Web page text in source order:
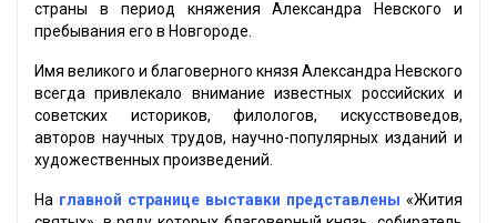
страны в период княжения Александра Невского и
пребывания его в Новгороде.
Имя великого и благоверного князя Александра Невского
всегда привлекало внимание известных российских и
советских историков, филологов, искусствоведов,
авторов научных трудов, научно-популярных изданий и
художественных произведений.
На главной странице выставки представлены «Жития